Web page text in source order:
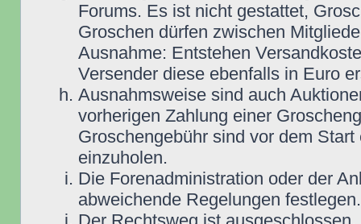
Forums. Es ist nicht gestattet,
Groschen dürfen zwischen
Ausnahme: Entstehen
Versender diese ebenfalls in Euro
Ausnahmsweise sind auch
vorherigen Zahlung einer
Groschengebühr sind vor dem
einzuholen.
Die Forenadministration oder der
abweichende Regelungen festlegen.